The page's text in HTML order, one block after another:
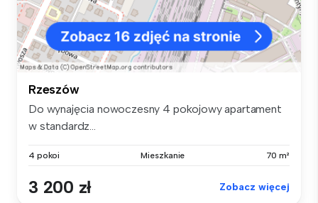
Rzeszów
Do wynajęcia nowoczesny 4 pokojowy apartament
w standardz...
4 pokoi Mieszkanie 70 m²
3 200 zł Zobacz więcej